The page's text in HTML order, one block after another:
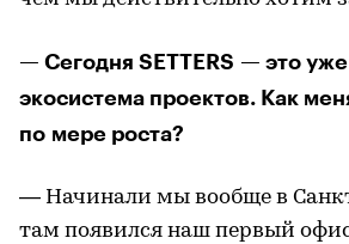
— Сегодня SETTERS — это
экосистема проектов. Как
по мере роста?
— Начинали мы вообще в
там появился наш первый